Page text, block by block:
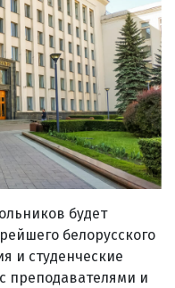
будет
белорусского
и студенческие
преподавателями и